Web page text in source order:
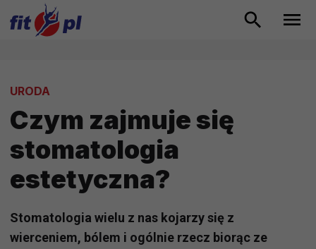
URODA
Czym zajmuje się
stomatologia
estetyczna?
Stomatologia wielu z nas kojarzy się z
wierceniem, bólem i ogólnie rzecz biorąc ze